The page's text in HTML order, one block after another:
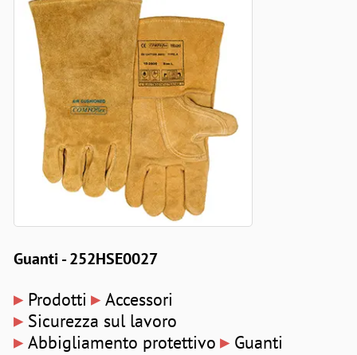
Guanti - 252HSE0027
▸ Prodotti ▸ Accessori
▸ Sicurezza sul lavoro
▸ Abbigliamento protettivo ▸ Guanti